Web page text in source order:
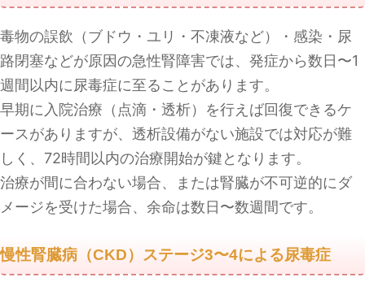
毒物の誤飲（ブドウ・ユリ・不凍液など）・感染・尿
路閉塞などが原因の急性腎障害では、発症から数日〜1
週間以内に尿毒症に至ることがあります。
早期に入院治療（点滴・透析）を行えば回復できるケ
ースがありますが、透析設備がない施設では対応が難
しく、72時間以内の治療開始が鍵となります。
治療が間に合わない場合、または腎臓が不可逆的にダ
メージを受けた場合、余命は数日〜数週間です。
慢性腎臓病（CKD）ステージ3〜4による尿毒症